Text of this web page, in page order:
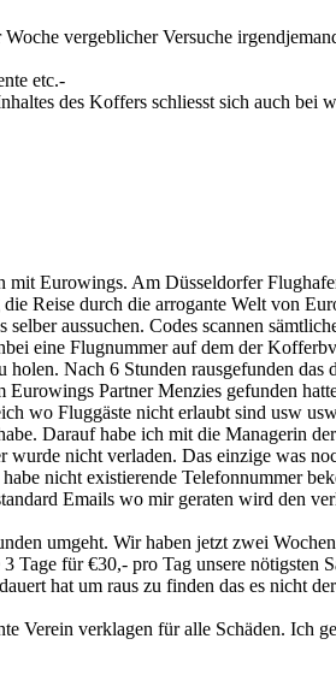
vergeblicher Versuche
etc.-
des Koffers schliesst sich auch bei
Eurowings. Am Düsseldorfer
Reise durch die arrogante Welt von
aussuchen. Codes scannen
eine Flugnummer auf dem der
Nach 6 Stunden rausgefunden
Partner Menzies gefunden
wo Fluggäste nicht erlaubt sind usw
Darauf habe ich mit die Managerin
nicht verladen. Das einzige was
nicht existierende Telefonnummer
Emails wo mir geraten wird den
umgeht. Wir haben jetzt zwei
für €30,- pro Tag unsere
hat um raus zu finden das es nicht
Verein verklagen für alle Schäden. Ich